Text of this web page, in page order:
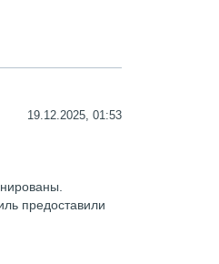
19.12.2025, 01:53
предоставили